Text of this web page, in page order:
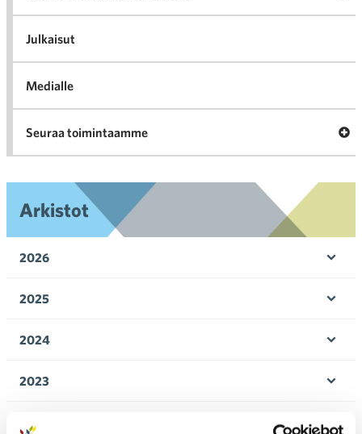
Julkaisut
Medialle
Seuraa toimintaamme
Arkistot
2026
2025
2024
2023
2022